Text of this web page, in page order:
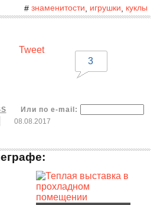
# знаменитости игрушки куклы
Tweet
3
Или по e-mail:
08.08.2017